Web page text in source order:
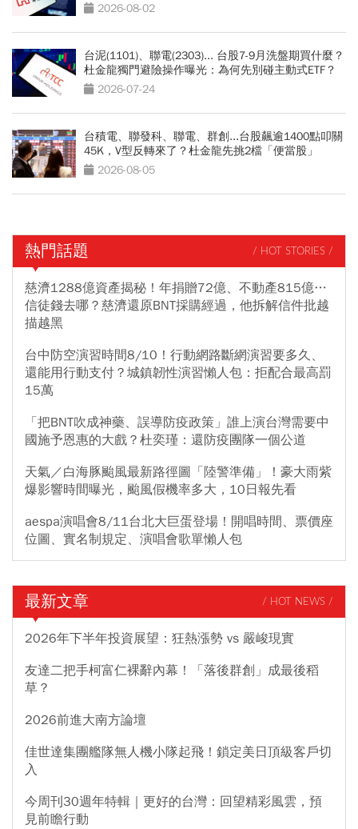
2026-08-02
台泥(1101)、聯電(2303)... 台股7-9月洗盤期買什麼？
杜金龍獨門避險操作曝光：為何先別碰主動式ETF？
2026-07-24
台積電、聯發科、聯電、群創...台股飆逾1400點叩關
45K，V型反轉來了？杜金龍先挑2檔「便當股」
2026-08-05
熱門話題 / HOT STORIES /
慈濟1288億資產揭秘！年捐贈72億、不動產815億…
信徒錢去哪？慈濟還原BNT採購經過，他拆解信件批越
描越黑
台中防空演習時間8/10！行動網路斷網演習要多久、
還能用行動支付？城鎮韌性演習懶人包：拒配合最高罰
15萬
「把BNT吹成神藥、誤導防疫政策」誰上演台灣需要中
國施予恩惠的大戲？杜奕瑾：還防疫團隊一個公道
天氣／白海豚颱風最新路徑圖「陸警準備」！豪大雨紫
爆影響時間曝光，颱風假機率多大，10日報先看
aespa演唱會8/11台北大巨蛋登場！開唱時間、票價座
位圖、實名制規定、演唱會歌單懶人包
最新文章 / HOT NEWS /
2026年下半年投資展望：狂熱漲勢 vs 嚴峻現實
友達二把手柯富仁裸辭內幕！「落後群創」成最後稻
草？
2026前進大南方論壇
佳世達集團艦隊無人機小隊起飛！鎖定美日頂級客戶切
入
今周刊30週年特輯｜更好的台灣：回望精彩風雲，預
見前瞻行動